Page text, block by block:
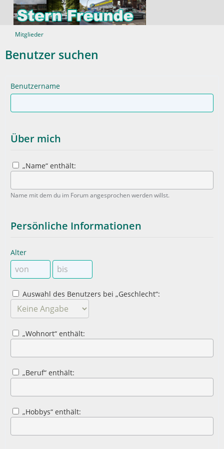
Mitglieder
Benutzer suchen
Benutzername
Über mich
„Name“ enthält:
Name mit dem du im Forum angesprochen werden willst.
Persönliche Informationen
Alter
Auswahl des Benutzers bei „Geschlecht“:
„Wohnort“ enthält:
„Beruf“ enthält:
„Hobbys“ enthält: